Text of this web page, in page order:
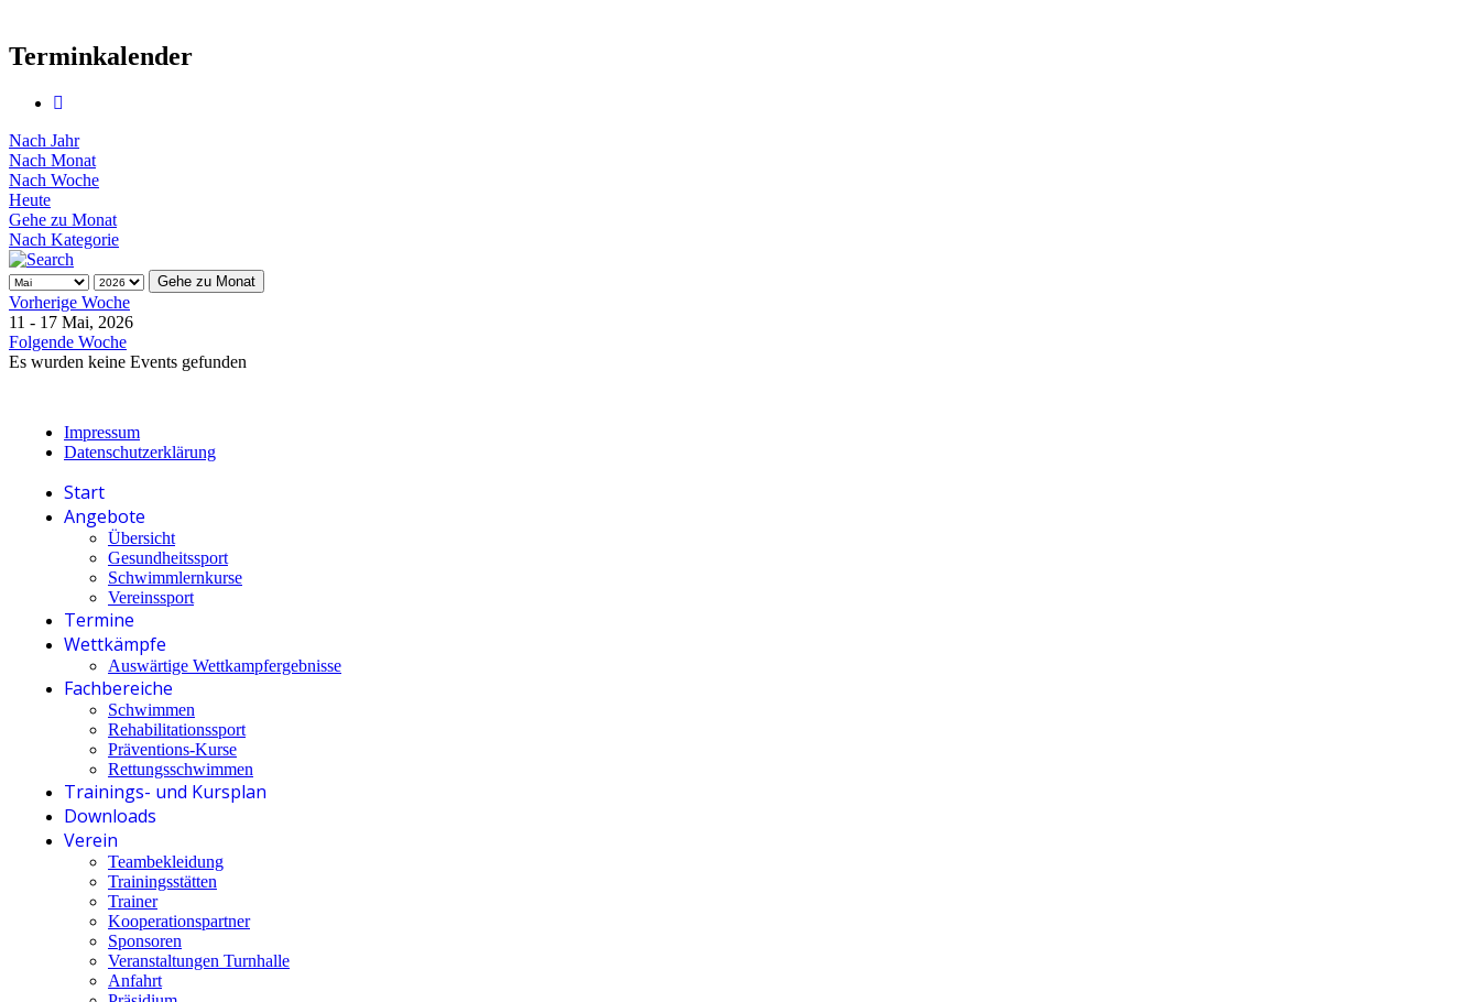
Terminkalender
Nach Jahr
Nach Monat
Nach Woche
Heute
Gehe zu Monat
Nach Kategorie
Gehe zu Monat
Vorherige Woche
11 - 17 Mai, 2026
Folgende Woche
Es wurden keine Events gefunden
Impressum
Datenschutzerklärung
Start
Angebote
Übersicht
Gesundheitssport
Schwimmlernkurse
Vereinssport
Termine
Wettkämpfe
Auswärtige Wettkampfergebnisse
Fachbereiche
Schwimmen
Rehabilitationssport
Präventions-Kurse
Rettungsschwimmen
Trainings- und Kursplan
Downloads
Verein
Teambekleidung
Trainingsstätten
Trainer
Kooperationspartner
Sponsoren
Veranstaltungen Turnhalle
Anfahrt